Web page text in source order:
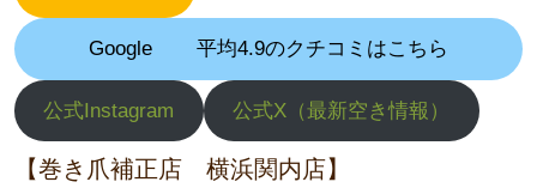
Google 平均4.9のクチコミはこちら
公式Instagram 公式X（最新空き情報）
【巻き爪補正店 横浜関内店】